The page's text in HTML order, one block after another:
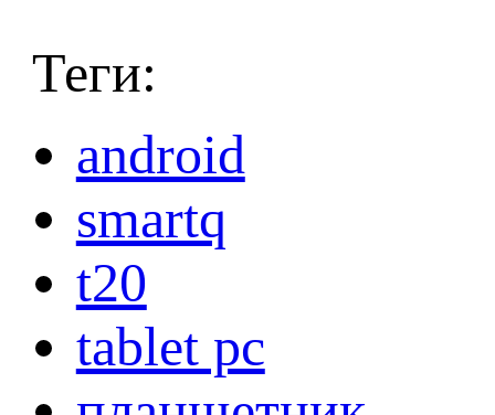
Теги:
android
smartq
t20
tablet pc